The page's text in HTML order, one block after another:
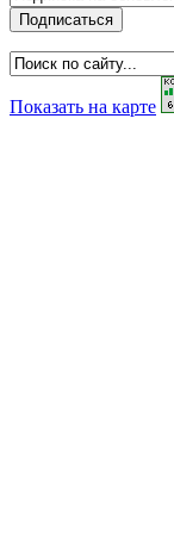
Показать на карте